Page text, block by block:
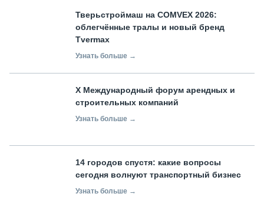
Тверьстроймаш на COMVEX 2026:
облегчённые тралы и новый бренд
Tvermax
Узнать больше →
X Международный форум арендных и
строительных компаний
Узнать больше →
14 городов спустя: какие вопросы
сегодня волнуют транспортный бизнес
Узнать больше →